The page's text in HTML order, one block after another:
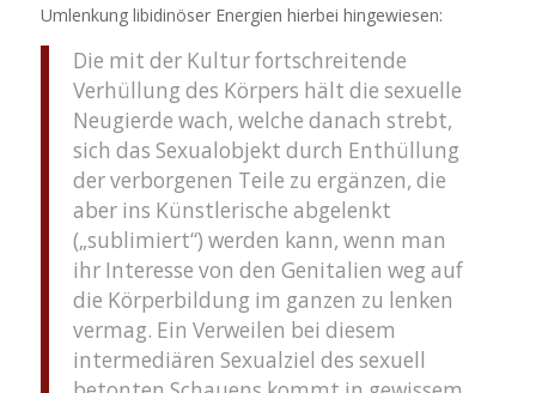
Umlenkung libidinöser Energien hierbei hingewiesen:
Die mit der Kultur fortschreitende
Verhüllung des Körpers hält die sexuelle
Neugierde wach, welche danach strebt,
sich das Sexualobjekt durch Enthüllung
der verborgenen Teile zu ergänzen, die
aber ins Künstlerische abgelenkt
(„sublimiert“) werden kann, wenn man
ihr Interesse von den Genitalien weg auf
die Körperbildung im ganzen zu lenken
vermag. Ein Verweilen bei diesem
intermediären Sexualziel des sexuell